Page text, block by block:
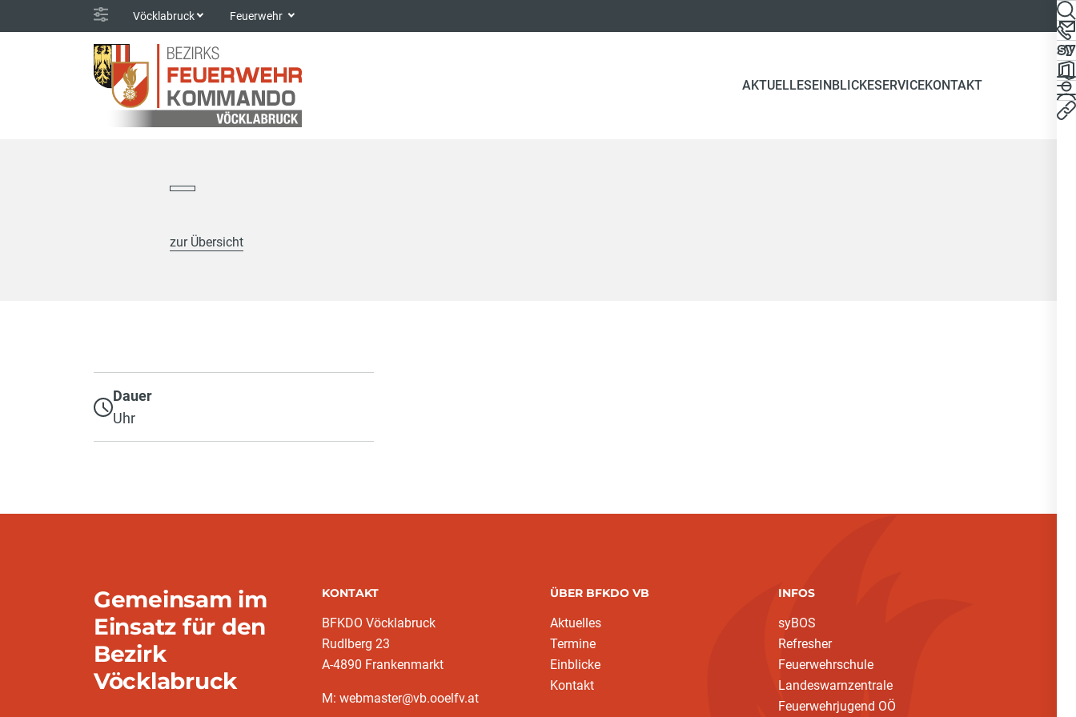
Vöcklabruck Feuerwehr
AKTUELLESEINBLICKESERVICEKONTAKT
zur Übersicht
Dauer
Uhr
Gemeinsam im
Einsatz für den
Bezirk
Vöcklabruck
KONTAKT
BFKDO Vöcklabruck
Rudlberg 23
A-4890 Frankenmarkt
M: webmaster@vb.ooelfv.at
ÜBER BFKDO VB
Aktuelles
Termine
Einblicke
Kontakt
INFOS
syBOS
Refresher
Feuerwehrschule
Landeswarnzentrale
Feuerwehrjugend OÖ